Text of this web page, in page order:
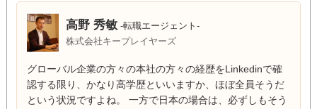
高野 秀敏 -転職エージェント-
株式会社キープレイヤーズ
グローバル企業の方々の本社の方々の経歴をLinkedinで確
認する限り、かなり高学歴といいますか、ほぼ全員そうだ
という状況ですよね。 一方で日本の場合は、必ずしもそう